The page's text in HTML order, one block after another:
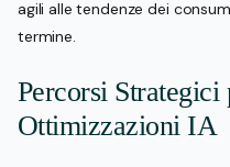
agili alle tendenze dei
termine.
Percorsi Strategici
Ottimizzazioni IA